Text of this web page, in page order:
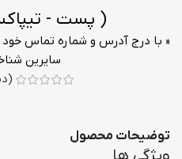
( پست -
« با درج آدرس و شماره تماس
سایرین
توضیحات محصول